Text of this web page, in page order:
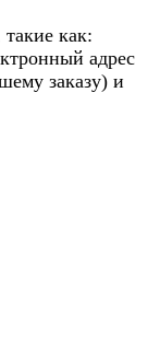
как:
адрес
заказу) и